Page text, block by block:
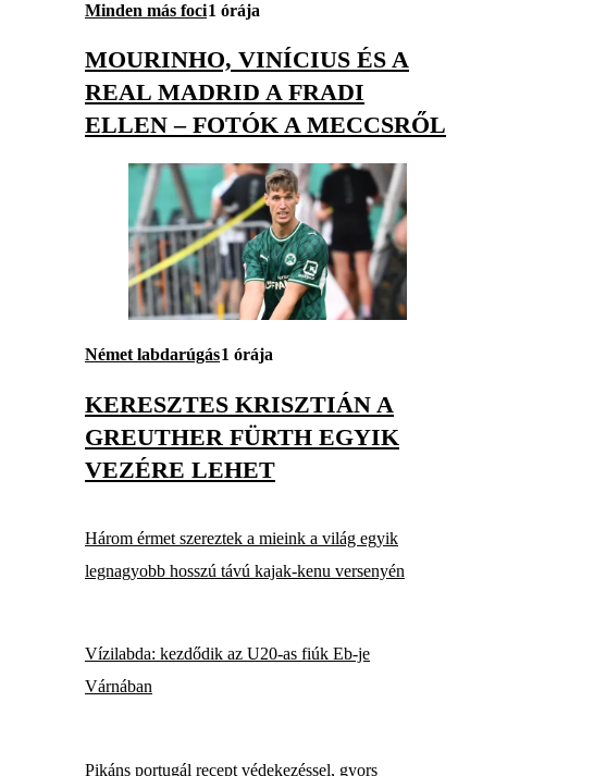
Minden más foci1 órája
MOURINHO, VINÍCIUS ÉS A
REAL MADRID A FRADI
ELLEN – FOTÓK A MECCSRŐL
Német labdarúgás1 órája
KERESZTES KRISZTIÁN A
GREUTHER FÜRTH EGYIK
VEZÉRE LEHET
Három érmet szereztek a mieink a világ egyik
legnagyobb hosszú távú kajak-kenu versenyén
Vízilabda: kezdődik az U20-as fiúk Eb-je
Várnában
Pikáns portugál recept védekezéssel, gyors